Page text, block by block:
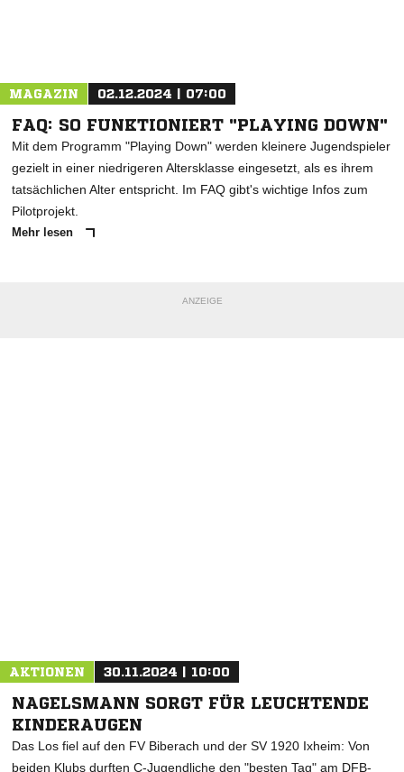
MAGAZIN 02.12.2024 | 07:00
FAQ: SO FUNKTIONIERT "PLAYING DOWN"
Mit dem Programm "Playing Down" werden kleinere Jugendspieler
gezielt in einer niedrigeren Altersklasse eingesetzt, als es ihrem
tatsächlichen Alter entspricht. Im FAQ gibt's wichtige Infos zum
Pilotprojekt.
Mehr lesen
ANZEIGE
AKTIONEN 30.11.2024 | 10:00
NAGELSMANN SORGT FÜR LEUCHTENDE
KINDERAUGEN
Das Los fiel auf den FV Biberach und der SV 1920 Ixheim: Von
beiden Klubs durften C-Jugendliche den "besten Tag" am DFB-